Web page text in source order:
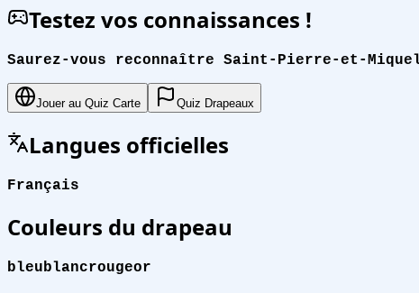
Testez vos connaissances !
Saurez-vous reconnaître Saint-Pierre-et-
Jouer au Quiz Carte Quiz Drapeaux
Langues officielles
Français
Couleurs du drapeau
bleublancrougeor